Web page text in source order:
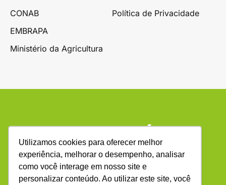
Utilizamos cookies para oferecer melhor
experiência, melhorar o desempenho, analisar
como você interage em nosso site e
personalizar conteúdo. Ao utilizar este site, você
CONAB
EMBRAPA
Ministério da Agricultura
Política de Privacidade
(34) 3231-2800
R. Bernardino Fonseca, 88 - Gen. Osório -
Uberlândia - MG 38400-220